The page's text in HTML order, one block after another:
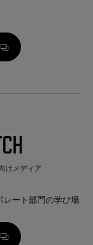
けメディア
レート部門の学び場